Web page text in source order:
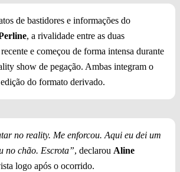
de bastidores e informações do
, a rivalidade entre as duas
e começou de forma intensa durante
show de pegação. Ambas integram o
do formato derivado.
no reality. Me enforcou. Aqui eu dei um
no chão. Escrota”, declarou Aline
logo após o ocorrido.